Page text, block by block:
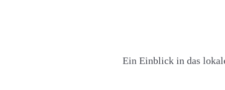
Ein Einblick in das